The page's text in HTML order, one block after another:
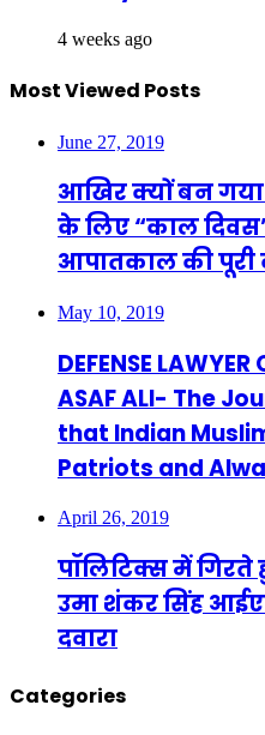
4 weeks ago
Most Viewed Posts
June 27, 2019
आखिर क्यों बन
के लिए “काल
आपातकाल की पूरी
May 10, 2019
DEFENSE
ASAF ALI- The
that Indian
Patriots and
April 26, 2019
पॉलिटिक्स में गिरते
उमा शंकर सिंह
दवारा
Categories